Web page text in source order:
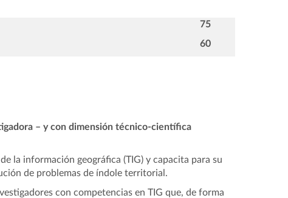
75
60
– y con dimensión técnico-científica
la información geográfica (TIG) y capacita para su
de problemas de índole territorial.
con competencias en TIG que, de forma